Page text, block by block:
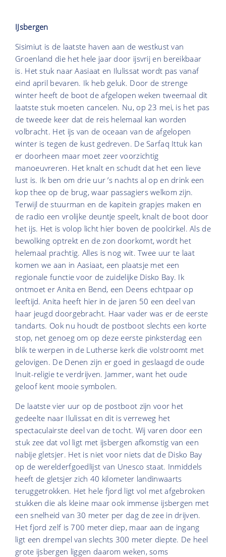
IJsbergen
Sisimiut is de laatste haven aan de westkust van
Groenland die het hele jaar door ijsvrij en bereikbaar
is. Het stuk naar Aasiaat en Ilulissat wordt pas vanaf
eind april bevaren. Ik heb geluk. Door de strenge
winter heeft de boot de afgelopen weken tweemaal dit
laatste stuk moeten cancelen. Nu, op 23 mei, is het pas
de tweede keer dat de reis helemaal kan worden
volbracht. Het ijs van de oceaan van de afgelopen
winter is tegen de kust gedreven. De Sarfaq Ittuk kan
er doorheen maar moet zeer voorzichtig
manoeuvreren. Het knalt en schudt dat het een lieve
lust is. Ik ben om drie uur ’s nachts al op en drink een
kop thee op de brug, waar passagiers welkom zijn.
Terwijl de stuurman en de kapitein grapjes maken en
de radio een vrolijke deuntje speelt, knalt de boot door
het ijs. Het is volop licht hier boven de poolcirkel. Als de
bewolking optrekt en de zon doorkomt, wordt het
helemaal prachtig. Alles is nog wit. Twee uur te laat
komen we aan in Aasiaat, een plaatsje met een
regionale functie voor de zuidelijke Disko Bay. Ik
ontmoet er Anita en Bend, een Deens echtpaar op
leeftijd. Anita heeft hier in de jaren 50 een deel van
haar jeugd doorgebracht. Haar vader was er de eerste
tandarts. Ook nu houdt de postboot slechts een korte
stop, net genoeg om op deze eerste pinksterdag een
blik te werpen in de Lutherse kerk die volstroomt met
gelovigen. De Denen zijn er goed in geslaagd de oude
Inuit-religie te verdrijven. Jammer, want het oude
geloof kent mooie symbolen.
De laatste vier uur op de postboot zijn voor het
gedeelte naar Ilulissat en dit is verreweg het
spectaculairste deel van de tocht. Wij varen door een
stuk zee dat vol ligt met ijsbergen afkomstig van een
nabije gletsjer. Het is niet voor niets dat de Disko Bay
op de werelderfgoedlijst van Unesco staat. Inmiddels
heeft de gletsjer zich 40 kilometer landinwaarts
teruggetrokken. Het hele fjord ligt vol met afgebroken
stukken die als kleine maar ook immense ijsbergen met
een snelheid van 30 meter per dag de zee in drijven.
Het fjord zelf is 700 meter diep, maar aan de ingang
ligt een drempel van slechts 300 meter diepte. De heel
grote ijsbergen liggen daarom weken, soms